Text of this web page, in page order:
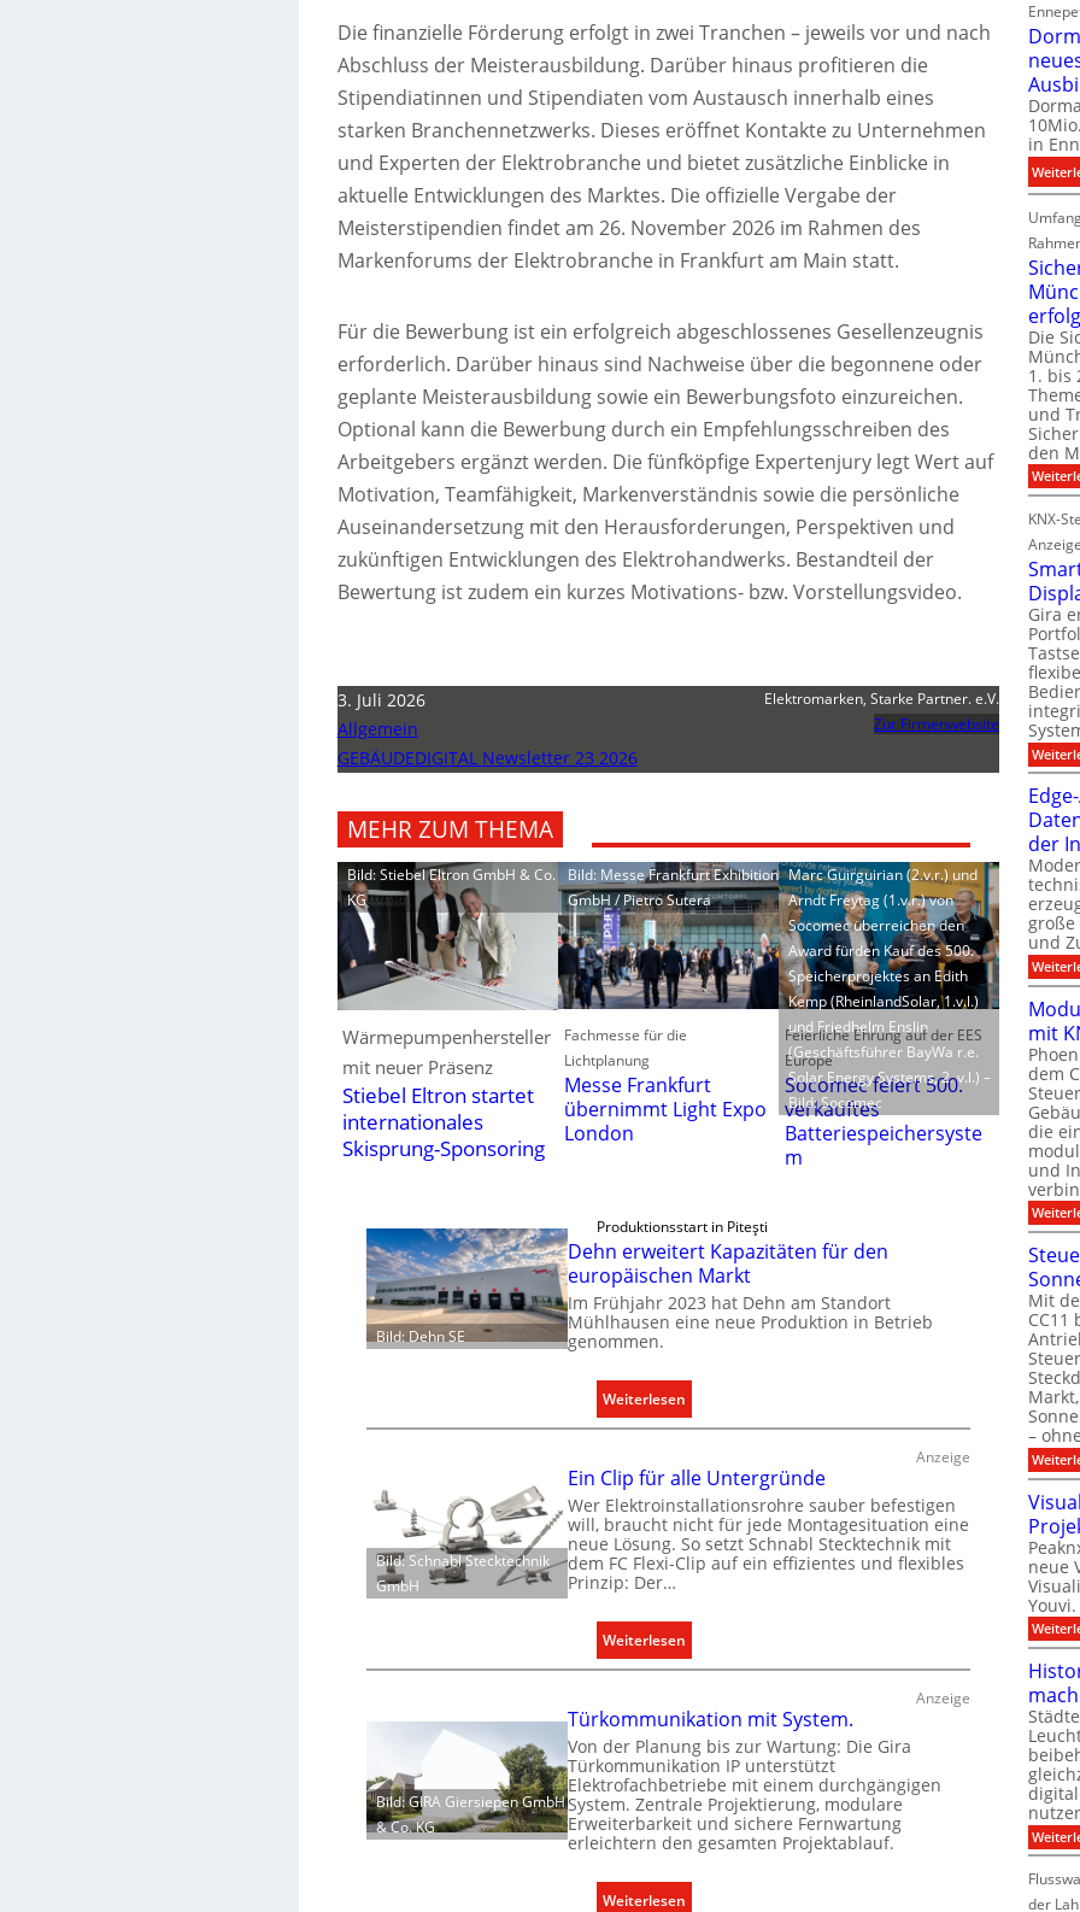
Die finanzielle Förderung erfolgt in zwei Tranchen – jeweils vor und nach
Abschluss der Meisterausbildung. Darüber hinaus profitieren die
Stipendiatinnen und Stipendiaten vom Austausch innerhalb eines
starken Branchennetzwerks. Dieses eröffnet Kontakte zu Unternehmen
und Experten der Elektrobranche und bietet zusätzliche Einblicke in
aktuelle Entwicklungen des Marktes. Die offizielle Vergabe der
Meisterstipendien findet am 26. November 2026 im Rahmen des
Markenforums der Elektrobranche in Frankfurt am Main statt.
Für die Bewerbung ist ein erfolgreich abgeschlossenes Gesellenzeugnis
erforderlich. Darüber hinaus sind Nachweise über die begonnene oder
geplante Meisterausbildung sowie ein Bewerbungsfoto einzureichen.
Optional kann die Bewerbung durch ein Empfehlungsschreiben des
Arbeitgebers ergänzt werden. Die fünfköpfige Expertenjury legt Wert auf
Motivation, Teamfähigkeit, Markenverständnis sowie die persönliche
Auseinandersetzung mit den Herausforderungen, Perspektiven und
zukünftigen Entwicklungen des Elektrohandwerks. Bestandteil der
Bewertung ist zudem ein kurzes Motivations- bzw. Vorstellungsvideo.
3. Juli 2026
Allgemein
GEBÄUDEDIGITAL Newsletter 23 2026
Elektromarken, Starke Partner. e.V.
Zur Firmenwebsite
MEHR ZUM THEMA
Bild: Stiebel Eltron GmbH & Co.
KG
Wärmepumpenhersteller
mit neuer Präsenz
Stiebel Eltron startet
internationales
Skisprung-Sponsoring
Bild: Messe Frankfurt Exhibition
GmbH / Pietro Sutera
Fachmesse für die
Lichtplanung
Messe Frankfurt
übernimmt Light Expo
London
Marc Guirguirian (2.v.r.) und
Arndt Freytag (1.v.r.) von
Socomec überreichen den
Award fürden Kauf des 500.
Speicherprojektes an Edith
Kemp (RheinlandSolar, 1.v.l.)
und Friedhelm Enslin
(Geschäftsführer BayWa r.e.
Solar Energy Systems, 2. v.l.) –
Bild: Socomec
Feierliche Ehrung auf der EES
Europe
Socomec feiert 500.
verkauftes
Batteriespeichersyste
m
Bild: Dehn SE
Produktionsstart in Piteşti
Dehn erweitert Kapazitäten für den
europäischen Markt
Im Frühjahr 2023 hat Dehn am Standort
Mühlhausen eine neue Produktion in Betrieb
genommen.
Weiterlesen:
D
h
n
e
r
w
i
t
e
t
K
a
p
a
z
i
t
Anzeige
Bild: Schnabl Stecktechnik
GmbH
Ein Clip für alle Untergründe
Wer Elektroinstallationsrohre sauber befestigen
will, braucht nicht für jede Montagesituation eine
neue Lösung. So setzt Schnabl Stecktechnik mit
dem FC Flexi-Clip auf ein effizientes und flexibles
Prinzip: Der…
Weiterlesen:
E
n
C
l
i
p
f
Anzeige
Bild: GIRA Giersiepen GmbH
& Co. KG
Türkommunikation mit System.
Von der Planung bis zur Wartung: Die Gira
Türkommunikation IP unterstützt
Elektrofachbetriebe mit einem durchgängigen
System. Zentrale Projektierung, modulare
Erweiterbarkeit und sichere Fernwartung
erleichtern den gesamten Projektablauf.
Weiterlesen:
in
Die
1. bis
und
den
KNX-
Anzeige
Gira
der
große
und
mit
dem
die
und
Mit
CC11
–
neue
Youvi.
der